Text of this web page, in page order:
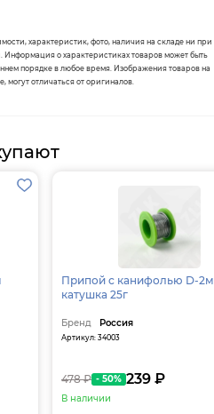
характеристик, фото, наличия на складе ни при
Информация о характеристиках товаров может быть
порядке в любое время. Изображения товаров на
могут отличаться от оригиналов.
Припой с канифолью D-
катушка 25г
Бренд Россия
Артикул: 34003
478 ₽ - 50% 239 ₽
В наличии